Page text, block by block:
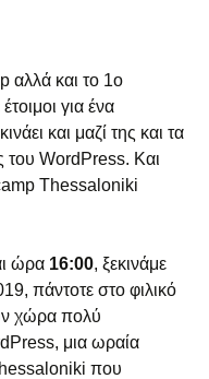
αλλά και το 1ο
για ένα
και μαζί της και τα
του WordPress. Και
Thessaloniki
ώρα 16:00, ξεκινάμε
πάντοτε στο φιλικό
χώρα πολύ
μια ωραία
που